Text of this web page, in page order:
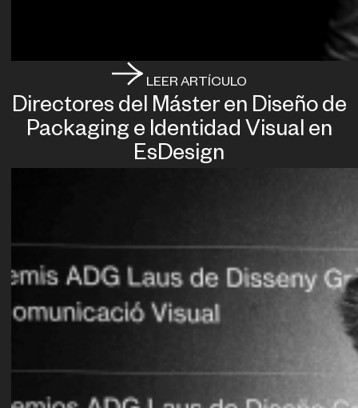
LEER ARTÍCULO
Directores del Máster en Diseño de
Packaging e Identidad Visual en
EsDesign